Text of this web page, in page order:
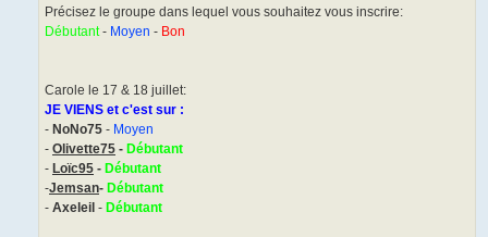
Précisez le groupe dans lequel vous souhaitez vous inscrire:
Débutant- Moyen - Bon
Carole le 17 & 18 juillet:
JE VIENS et c'est sur :
- NoNo75 - Moyen
- Olivette75 - Débutant
- Loïc95 - Débutant
-Jemsan- Débutant
- Axeleil - Débutant